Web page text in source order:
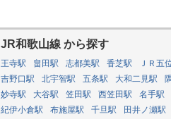
JR和歌山線 から探す
王寺駅 畠田駅 志都美駅 香芝駅 ＪＲ五
吉野口駅
北宇智駅 五条駅 大和二見駅
妙寺駅
大谷駅 笠田駅 西笠田駅 名手駅
紀伊小倉駅
布施屋駅 千旦駅 田井ノ瀬駅